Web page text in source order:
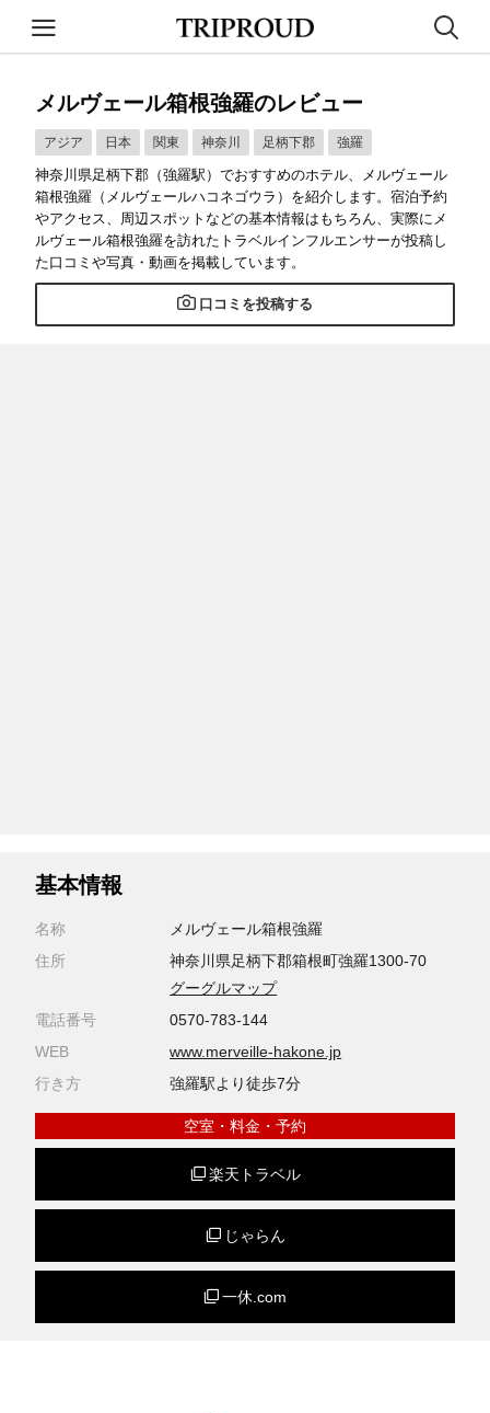
メルヴェール箱根強羅のレビュー
アジア 日本 関東 神奈川 足柄下郡 強羅
神奈川県足柄下郡（強羅駅）でおすすめのホテル、メルヴェール
箱根強羅（メルヴェールハコネゴウラ）を紹介します。宿泊予約
やアクセス、周辺スポットなどの基本情報はもちろん、実際にメ
ルヴェール箱根強羅を訪れたトラベルインフルエンサーが投稿し
た口コミや写真・動画を掲載しています。
口コミを投稿する
基本情報
名称
メルヴェール箱根強羅
住所
神奈川県足柄下郡箱根町強羅1300-70
グーグルマップ
電話番号
0570-783-144
WEB
www.merveille-hakone.jp
行き方
強羅駅より徒歩7分
空室・料金・予約
楽天トラベル
じゃらん
一休.com